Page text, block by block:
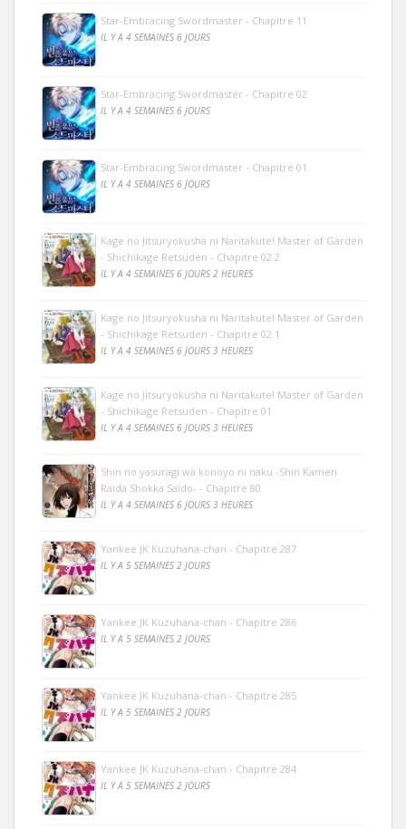
Star-Embracing Swordmaster - Chapitre 11
IL Y A 4 SEMAINES 6 JOURS
Star-Embracing Swordmaster - Chapitre 02
IL Y A 4 SEMAINES 6 JOURS
Star-Embracing Swordmaster - Chapitre 01
IL Y A 4 SEMAINES 6 JOURS
Kage no Jitsuryokusha ni Naritakute! Master of Garden
- Shichikage Retsuden - Chapitre 02.2
IL Y A 4 SEMAINES 6 JOURS 2 HEURES
Kage no Jitsuryokusha ni Naritakute! Master of Garden
- Shichikage Retsuden - Chapitre 02.1
IL Y A 4 SEMAINES 6 JOURS 3 HEURES
Kage no Jitsuryokusha ni Naritakute! Master of Garden
- Shichikage Retsuden - Chapitre 01
IL Y A 4 SEMAINES 6 JOURS 3 HEURES
Shin no yasuragi wa konoyo ni naku -Shin Kamen
Raida Shokka Saido- - Chapitre 80
IL Y A 4 SEMAINES 6 JOURS 3 HEURES
Yankee JK Kuzuhana-chan - Chapitre 287
IL Y A 5 SEMAINES 2 JOURS
Yankee JK Kuzuhana-chan - Chapitre 286
IL Y A 5 SEMAINES 2 JOURS
Yankee JK Kuzuhana-chan - Chapitre 285
IL Y A 5 SEMAINES 2 JOURS
Yankee JK Kuzuhana-chan - Chapitre 284
IL Y A 5 SEMAINES 2 JOURS